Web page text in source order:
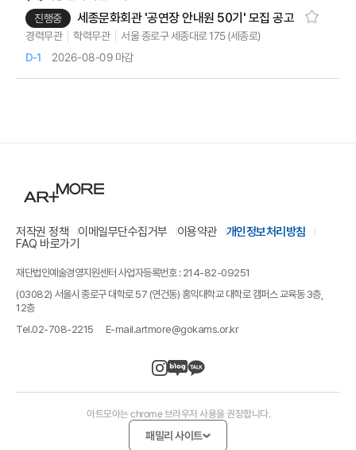
진행중 세종문화회관 '공연장 안내원 50기' 모집 공고
경력무관 학력무관 서울 종로구 세종대로 175 (세종로)
D-1 2026-08-09 마감
저작권 정책 이메일무단수집거부 이용약관
개인정보처리방침
FAQ 바로가기
재단법인예술경영지원센터 사업자등록번호 : 214-82-09251
(03082) 서울시 종로구 대학로 57 (연건동) 홍익대학교 대학로 캠퍼스 교육동 3층,
12층
Tel.02-708-2215 E-mail.artmore@gokams.or.kr
아트모아는 chrome 브라우저 사용을 권장합니다.
패밀리 사이트